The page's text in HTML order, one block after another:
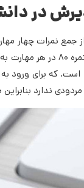
در
۰ تا ۱۲۰ است. این
بین ۰ تا ۳۰ نمره
ندارد